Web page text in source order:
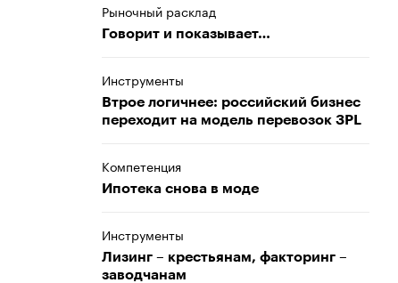
Рыночный расклад
Говорит и показывает…
Инструменты
Втрое логичнее: российский бизнес
переходит на модель перевозок 3PL
Компетенция
Ипотека снова в моде
Инструменты
Лизинг – крестьянам, факторинг –
заводчанам